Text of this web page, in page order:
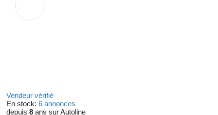
Vendeur vérifié
En stock: 6 annonces
depuis 8 ans sur Autoline